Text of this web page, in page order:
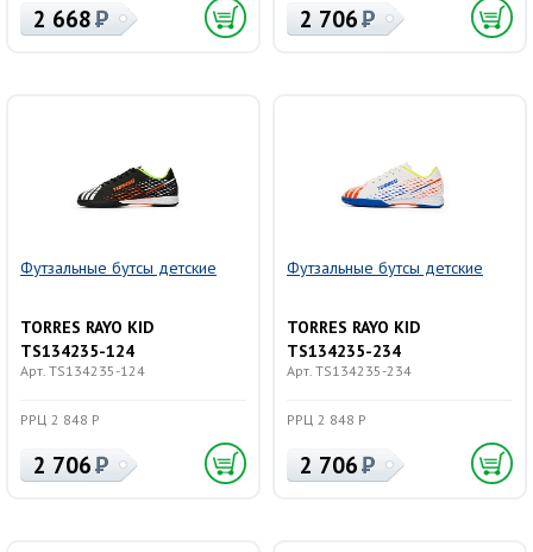
2 668 2 706
Футзальные бутсы детские
TORRES RAYO KID
TS134235-124
Арт. TS134235-124
РРЦ 2 848 Р
2 706
Футзальные бутсы детские
TORRES RAYO KID
TS134235-234
Арт. TS134235-234
РРЦ 2 848 Р
2 706